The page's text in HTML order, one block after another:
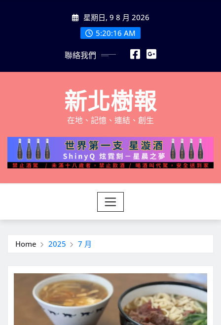
星期日, 9 8 月 2026
5:20:18 AM
聯絡我們
新北樹報
在地、記憶、連結、創生
Home 2025 7 月